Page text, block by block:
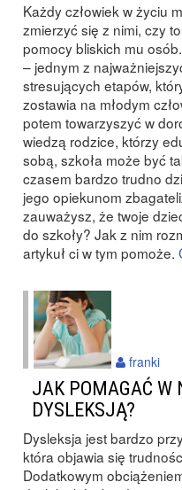
Każdy człowiek w życiu
zmierzyć się z nimi, czy
pomocy bliskich mu
– jednym z
stresujących etapów,
zostawia na młodym
potem towarzyszyć w
wiedzą rodzice, którzy
sobą, szkoła może być
czasem bardzo trudno
jego opiekunom
zauważysz, że twoje
do szkoły? Jak z nim
artykuł ci w tym pomoże.
JAK POMAGAĆ W
DYSLEKSJĄ?
Dysleksja jest bardzo
która objawia się
Dodatkowym
franki